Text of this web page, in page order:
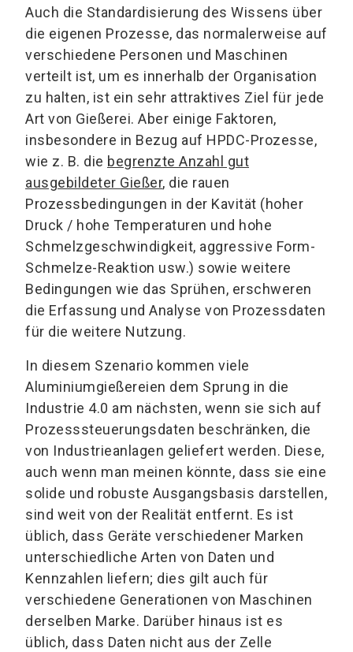
Auch die Standardisierung des Wissens über
die eigenen Prozesse, das normalerweise auf
verschiedene Personen und Maschinen
verteilt ist, um es innerhalb der Organisation
zu halten, ist ein sehr attraktives Ziel für jede
Art von Gießerei. Aber einige Faktoren,
insbesondere in Bezug auf HPDC-Prozesse,
wie z. B. die begrenzte Anzahl gut
ausgebildeter Gießer, die rauen
Prozessbedingungen in der Kavität (hoher
Druck / hohe Temperaturen und hohe
Schmelzgeschwindigkeit, aggressive Form-
Schmelze-Reaktion usw.) sowie weitere
Bedingungen wie das Sprühen, erschweren
die Erfassung und Analyse von Prozessdaten
für die weitere Nutzung.
In diesem Szenario kommen viele
Aluminiumgießereien dem Sprung in die
Industrie 4.0 am nächsten, wenn sie sich auf
Prozesssteuerungsdaten beschränken, die
von Industrieanlagen geliefert werden. Diese,
auch wenn man meinen könnte, dass sie eine
solide und robuste Ausgangsbasis darstellen,
sind weit von der Realität entfernt. Es ist
üblich, dass Geräte verschiedener Marken
unterschiedliche Arten von Daten und
Kennzahlen liefern; dies gilt auch für
verschiedene Generationen von Maschinen
derselben Marke. Darüber hinaus ist es
üblich, dass Daten nicht aus der Zelle